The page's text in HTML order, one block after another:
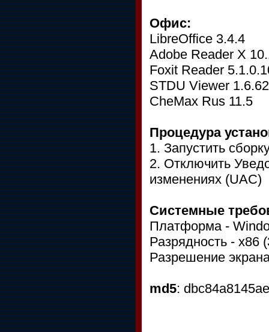
Офис:
LibreOffice 3.4.4
Adobe Reader X
Foxit Reader
STDU Viewer 1.6.62
CheMax Rus 11.5
Процедура
1. Запустить
2. Отключить
изменениях (UAC)
Системные
Платформа -
Разрядность - x86
Разрешение
md5: